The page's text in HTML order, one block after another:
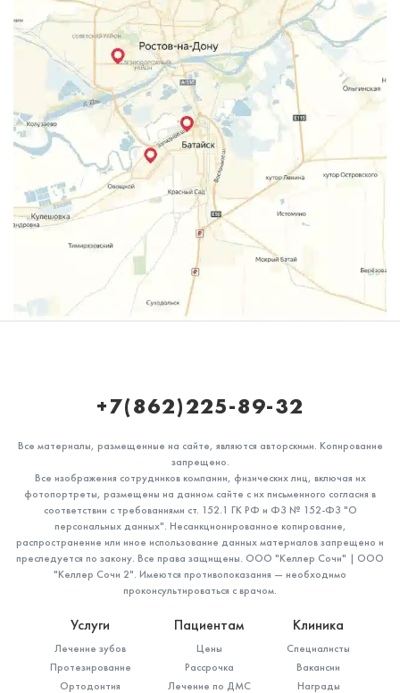
+7(862)225-89-32
Все материалы, размещенные на сайте, являются авторскими. Копирование
запрещено.
Все изображения сотрудников компании, физических лиц, включая их
фотопортреты, размещены на данном сайте с их письменного согласия в
соответствии с требованиями ст. 152.1 ГК РФ и ФЗ № 152-ФЗ "О
персональных данных". Несанкционированное копирование,
распространение или иное использование данных материалов запрещено и
преследуется по закону. Все права защищены. ООО "Келлер Сочи" | ООО
"Келлер Сочи 2". Имеются противопоказания — необходимо
проконсультироваться с врачом.
Услуги
Лечение зубов
Протезирование
Ортодонтия
Пациентам
Цены
Рассрочка
Лечение по ДМС
Клиника
Специалисты
Вакансии
Награды